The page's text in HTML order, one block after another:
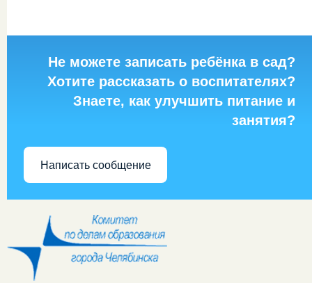
Не можете записать ребёнка в сад?
Хотите рассказать о воспитателях?
Знаете, как улучшить питание и
занятия?
Написать сообщение